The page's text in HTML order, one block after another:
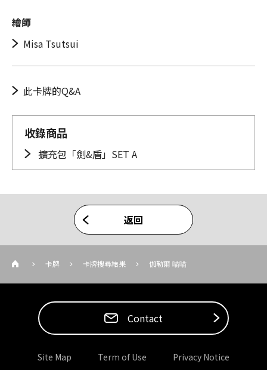
繪師
Misa Tsutsui
此卡牌的Q&A
收錄商品
擴充包「劍&盾」SET A
返回
卡牌 卡牌搜尋結果 伽勒爾 喵喵
Contact
Site Map Term of Use Privacy Notice